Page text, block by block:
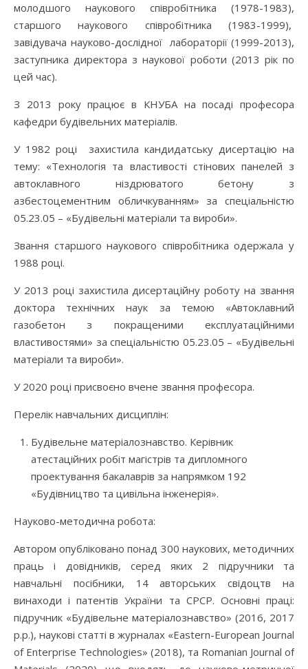
молодшого наукового співробітника (1978-1983),
старшого наукового співробітника (1983-1999),
завідувача науково-дослідної лабораторії (1999-2013),
заступника директора з наукової роботи (2013 рік по
цей час).
З 2013 року працює в КНУБА на посаді професора
кафедри будівельних матеріалів.
У 1982 році захистила кандидатську дисертацію на
тему: «Технологія та властивості стінових панелей з
автоклавного ніздрюватого бетону з
азбестоцементним обличкуванням» за спеціальністю
05.23.05 – «Будівельні матеріали та вироби».
Звання старшого наукового співробітника одержала у
1988 році.
У 2013 році захистила дисертаційну роботу на звання
доктора технічних наук за темою «Автоклавний
газобетон з покращеними експлуатаційними
властивостями» за спеціальністю 05.23.05 – «Будівельні
матеріали та вироби».
У 2020 році присвоєно вчене звання професора.
Перелік навчальних дисциплін:
Будівельне матеріалознавство. Керівник
атестаційних робіт магістрів та дипломного
проектування бакалаврів за напрямком 192
«Будівництво та цивільна інженерія».
Науково-методична робота:
Автором опубліковано понад 300 наукових, методичних
праць і довідників, серед яких 2 підручники та
навчальні посібники, 14 авторських свідоцтв на
винаходи і патентів України та СРСР. Основні праці:
підручник «Будівельне матеріалознавство» (2016, 2017
р.р.), наукові статті в журналах «Eastern-European Journal
of Enterprise Technologies» (2018), та Romanian Journal of